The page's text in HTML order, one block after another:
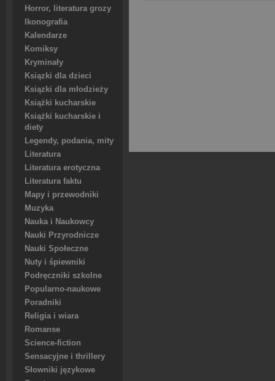
Horror, literatura grozy
Ikonografia
Kalendarze
Komiksy
Kryminały
Ksiązki dla dzieci
Ksiązki dla młodzieży
Książki kucharskie
Książki kucharskie i
diety
Legendy, podania, mity
Literatura
Literatura erotyczna
Literatura faktu
Mapy i przewodniki
Muzyka
Nauka i Naukowcy
Nauki Przyrodnicze
Nauki Społeczne
Nuty i śpiewniki
Podręczniki szkolne
Popularno-naukowe
Poradniki
Religia i wiara
Romanse
Science-fiction
Sensacyjne i thrillery
Słowniki językowe